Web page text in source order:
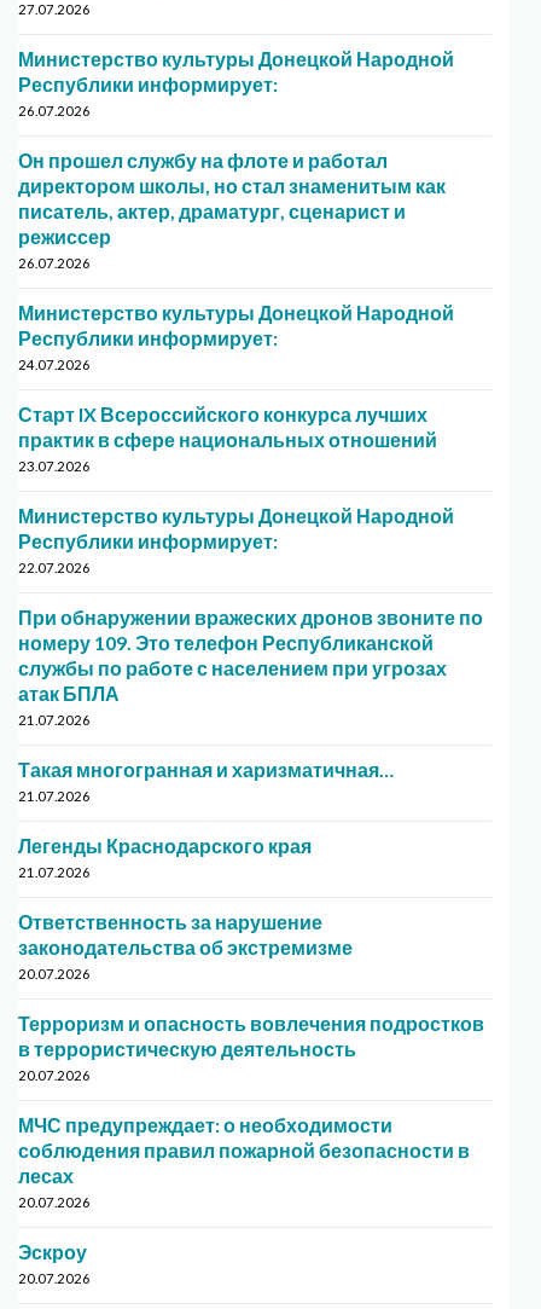
27.07.2026
Министерство культуры Донецкой Народной
Республики информирует:
26.07.2026
Он прошел службу на флоте и работал
директором школы, но стал знаменитым как
писатель, актер, драматург, сценарист и
режиссер
26.07.2026
Министерство культуры Донецкой Народной
Республики информирует:
24.07.2026
Старт IX Всероссийского конкурса лучших
практик в сфере национальных отношений
23.07.2026
Министерство культуры Донецкой Народной
Республики информирует:
22.07.2026
При обнаружении вражеских дронов звоните по
номеру 109. Это телефон Республиканской
службы по работе с населением при угрозах
атак БПЛА
21.07.2026
Такая многогранная и харизматичная…
21.07.2026
Легенды Краснодарского края
21.07.2026
Ответственность за нарушение
законодательства об экстремизме
20.07.2026
Терроризм и опасность вовлечения подростков
в террористическую деятельность
20.07.2026
МЧС предупреждает: о необходимости
соблюдения правил пожарной безопасности в
лесах
20.07.2026
Эскроу
20.07.2026